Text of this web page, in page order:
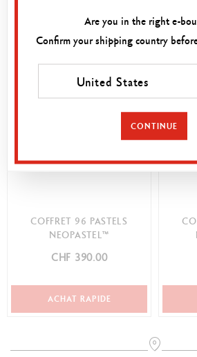
CHF 460.00
COFFRET 96 PASTELS
NEOPASTEL™
CHF 390.00
ACHAT RAPIDE
Are you in the right e-
Confirm your shipping country
United States
CONTINUE